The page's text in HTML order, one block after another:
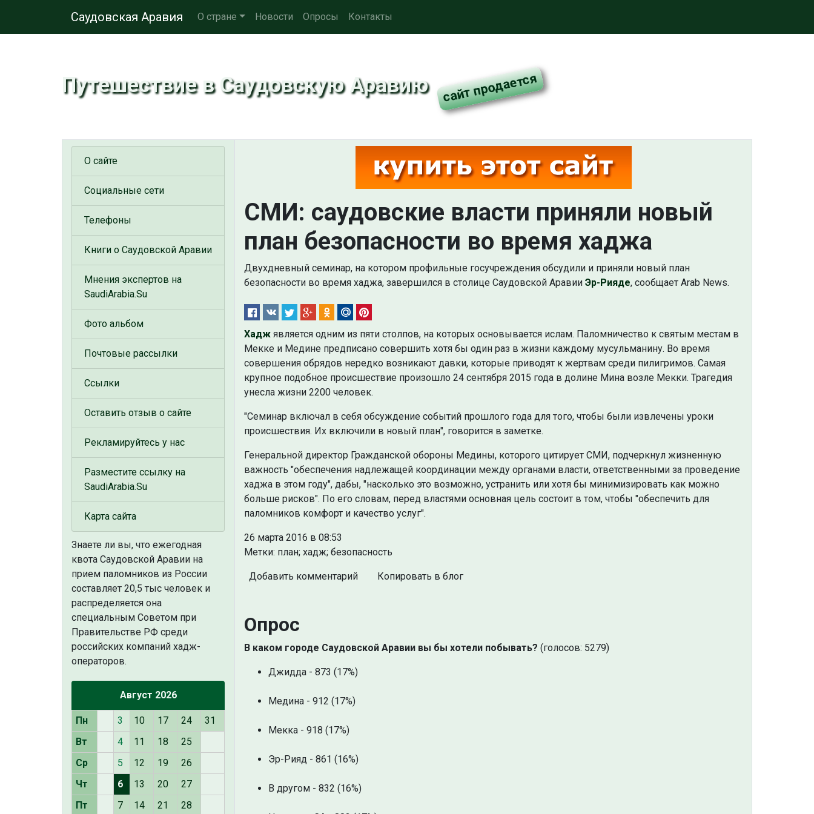
Саудовская Аравия О стране Новости Опросы Контакты
Путешествие в Саудовскую Аравию
СМИ: саудовские власти приняли новый
план безопасности во время хаджа
Двухдневный семинар, на котором профильные госучреждения обсудили и приняли новый план
безопасности во время хаджа, завершился в столице Саудовской Аравии Эр-Рияде, сообщает Arab News.
Хадж является одним из пяти столпов, на которых основывается ислам. Паломничество к святым местам в
Мекке и Медине предписано совершить хотя бы один раз в жизни каждому мусульманину. Во время
совершения обрядов нередко возникают давки, которые приводят к жертвам среди пилигримов. Самая
крупное подобное происшествие произошло 24 сентября 2015 года в долине Мина возле Мекки. Трагедия
унесла жизни 2200 человек.
"Семинар включал в себя обсуждение событий прошлого года для того, чтобы были извлечены уроки
происшествия. Их включили в новый план", говорится в заметке.
Генеральной директор Гражданской обороны Медины, которого цитирует СМИ, подчеркнул жизненную
важность "обеспечения надлежащей координации между органами власти, ответственными за проведение
хаджа в этом году", дабы, "насколько это возможно, устранить или хотя бы минимизировать как можно
больше рисков". По его словам, перед властями основная цель состоит в том, чтобы "обеспечить для
паломников комфорт и качество услуг".
26 марта 2016 в 08:53
Метки: план; хадж; безопасность
Добавить комментарий Копировать в блог
Опрос
В каком городе Саудовской Аравии вы бы хотели побывать? (голосов: 5279)
Джидда - 873 (17%)
Медина - 912 (17%)
Мекка - 918 (17%)
Эр-Рияд - 861 (16%)
В другом - 832 (16%)
О сайте
Социальные сети
Телефоны
Книги о Саудовской Аравии
Мнения экспертов на
SaudiArabia.Su
Фото альбом
Почтовые рассылки
Ссылки
Оставить отзыв о сайте
Рекламируйтесь у нас
Разместите ссылку на
SaudiArabia.Su
Карта сайта
Знаете ли вы, что ежегодная
квота Саудовской Аравии на
прием паломников из России
составляет 20,5 тыс человек и
распределяется она
специальным Советом при
Правительстве РФ среди
российских компаний хадж-
операторов.
Август 2026
Пн 3 10 17 24
31
Вт
4 11 18
25
Ср
5 12 19
26
Чт
6 13 20
27
Пт
7 14 21 28